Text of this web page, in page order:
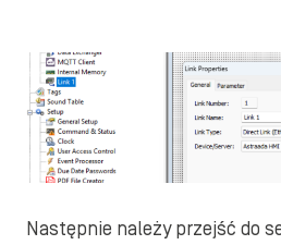
Następnie należy przejść do